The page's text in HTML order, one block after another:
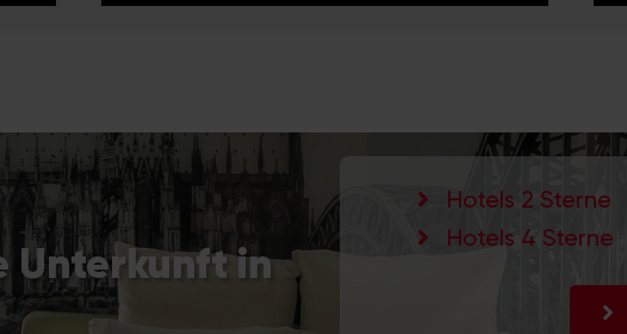
Unterkunft in
Hotels 2 Sterne
Hotels 4 Sterne